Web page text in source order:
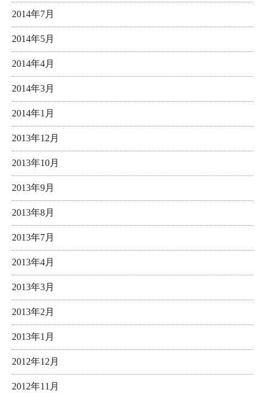
2014年7月
2014年5月
2014年4月
2014年3月
2014年1月
2013年12月
2013年10月
2013年9月
2013年8月
2013年7月
2013年4月
2013年3月
2013年2月
2013年1月
2012年12月
2012年11月